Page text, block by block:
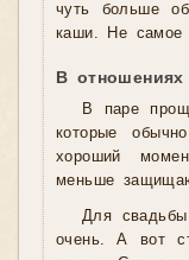
чуть больше
каши. Не самое
В отношениях
В паре
которые
хороший
меньше
Для
очень. А вот